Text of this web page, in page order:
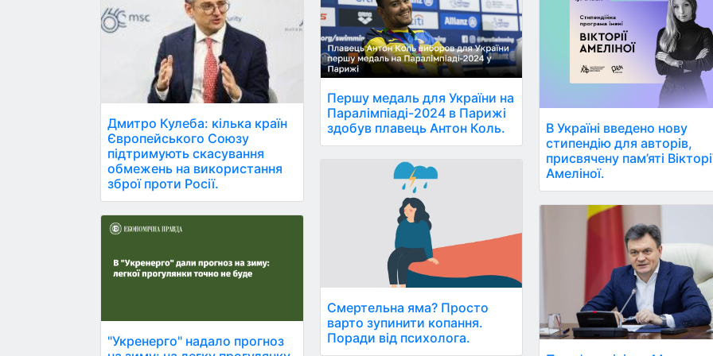
Дмитро Кулеба: кілька країн
Європейського Союзу
підтримують скасування
обмежень на використання
зброї проти Росії.
"Укренерго" надало прогноз
Першу медаль для України на
Паралімпіаді-2024 в Парижі
здобув плавець Антон Коль.
Смертельна яма? Просто
варто зупинити копання.
Поради від психолога.
В Україні введено нову
стипендію для авторів,
присвячену пам’яті
Амеліної.